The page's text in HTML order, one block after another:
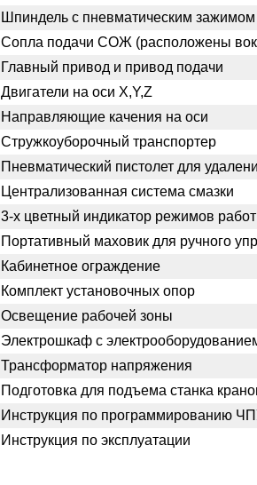
Шпиндель с пневматическим зажимом
Сопла подачи СОЖ (расположены
Главный привод и привод подачи
Двигатели на оси X,Y,Z
Направляющие качения на оси
Стружкоуборочный транспортер
Пневматический пистолет для
Централизованная система смазки
3-х цветный индикатор режимов
Портативный маховик для ручного
Кабинетное ограждение
Комплект установочных опор
Освещение рабочей зоны
Электрошкаф с
Трансформатор напряжения
Подготовка для подъема станка
Инструкция по программированию
Инструкция по эксплуатации